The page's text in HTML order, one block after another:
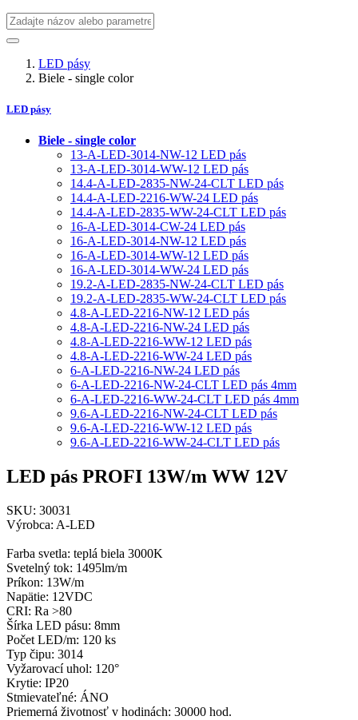
LED pásy
Biele - single color
LED pásy
Biele - single color
13-A-LED-3014-NW-12 LED pás
13-A-LED-3014-WW-12 LED pás
14.4-A-LED-2835-NW-24-CLT LED pás
14.4-A-LED-2216-WW-24 LED pás
14.4-A-LED-2835-WW-24-CLT LED pás
16-A-LED-3014-CW-24 LED pás
16-A-LED-3014-NW-12 LED pás
16-A-LED-3014-WW-12 LED pás
16-A-LED-3014-WW-24 LED pás
19.2-A-LED-2835-NW-24-CLT LED pás
19.2-A-LED-2835-WW-24-CLT LED pás
4.8-A-LED-2216-NW-12 LED pás
4.8-A-LED-2216-NW-24 LED pás
4.8-A-LED-2216-WW-12 LED pás
4.8-A-LED-2216-WW-24 LED pás
6-A-LED-2216-NW-24 LED pás
6-A-LED-2216-NW-24-CLT LED pás 4mm
6-A-LED-2216-WW-24-CLT LED pás 4mm
9.6-A-LED-2216-NW-24-CLT LED pás
9.6-A-LED-2216-WW-12 LED pás
9.6-A-LED-2216-WW-24-CLT LED pás
LED pás PROFI 13W/m WW 12V
SKU: 30031
Výrobca: A-LED
Farba svetla: teplá biela 3000K
Svetelný tok: 1495lm/m
Príkon: 13W/m
Napätie: 12VDC
CRI: Ra >80
Šírka LED pásu: 8mm
Počet LED/m: 120 ks
Typ čipu: 3014
Vyžarovací uhol: 120°
Krytie: IP20
Stmievateľné: ÁNO
Priemerná životnosť v hodinách: 30000 hod.